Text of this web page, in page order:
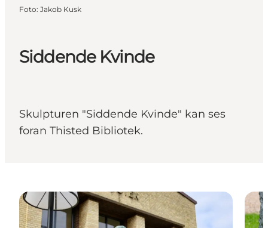
Siddende Kvinde
Skulpturen "Siddende Kvinde" kan ses
foran Thisted Bibliotek.
Foto: Jakob Kusk